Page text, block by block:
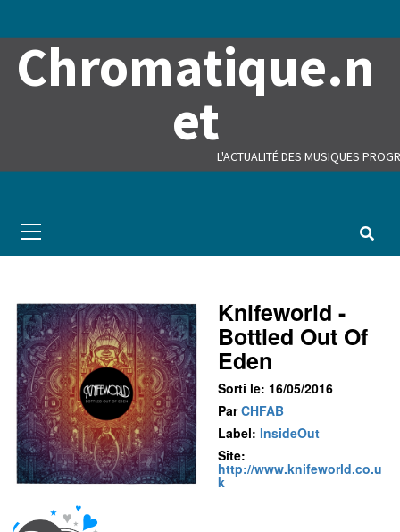
Chromatique.n
et
L'ACTUALITÉ DES MUSIQUES
Menu
Knifeworld -
Bottled Out Of
Eden
Sorti le: 16/05/2016
ParCHFAB
Label: InsideOut
Site:
http://www.knifeworld.co.u
k